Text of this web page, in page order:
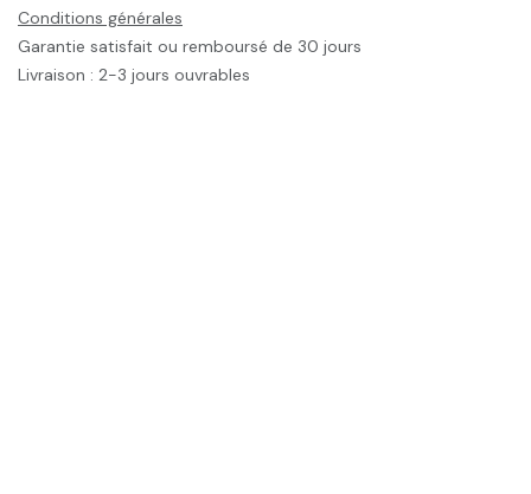
Conditions générales
Garantie satisfait ou remboursé de 30 jours
Livraison : 2-3 jours ouvrables